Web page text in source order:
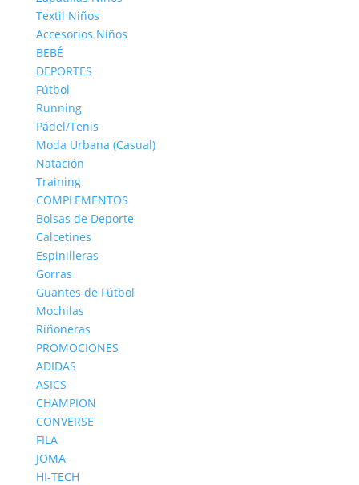
Textil Niños
Accesorios Niños
BEBÉ
DEPORTES
Fútbol
Running
Pádel/Tenis
Moda Urbana (Casual)
Natación
Training
COMPLEMENTOS
Bolsas de Deporte
Calcetines
Espinilleras
Gorras
Guantes de Fútbol
Mochilas
Riñoneras
PROMOCIONES
ADIDAS
ASICS
CHAMPION
CONVERSE
FILA
JOMA
HI-TECH